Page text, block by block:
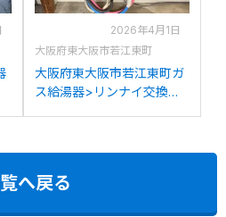
2026年4月1日
大阪府東大阪市若江東町
大阪府東大阪市若江東町ガ
ス給湯器>リンナイ交換工
へ戻る